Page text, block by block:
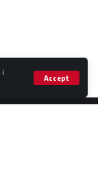
i
Accept